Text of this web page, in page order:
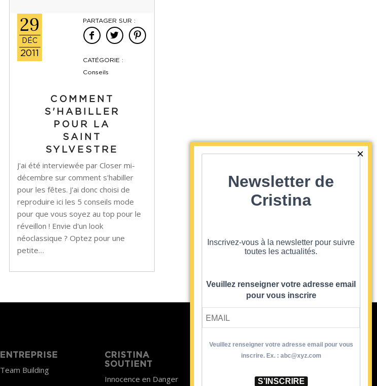
29
DÉC
2011
PARTAGER SUR :
CATÉGORIE :
Conseils
COMMENT
S'HABILLER
POUR LA
SAINT
SYLVESTRE
J'ai été interviewée par Closer mi-
décembre sur comment s'habiller
pour les fêtes. J'ai donc choisi de
reproduire ici les 5 conseils mode
pour que vous soyez au top pour le
réveillon ! Envie d'un look
néoclassique ? Optez pour une
petite…
ENTREPRISE
Team Building
CRISTINA
SOUTIENT
Innocence en Danger
Newsletter de
Cristina
Inscrivez-vous à la newsletter pour suivre
toutes les actualités.
Veuillez renseigner votre adresse email
pour vous inscrire
Veuillez renseigner votre adresse email pour vous
inscrire. Ex. : abc@xyz.com
S’INSCRIRE